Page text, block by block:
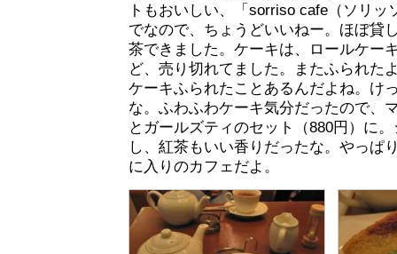
トもおいしい、「sorriso cafe（ソリッ
でなので、ちょうどいいねー。ほぼ貸
茶できました。ケーキは、ロールケー
ど、売り切れてました。またふられた
ケーキふられたことあるんだよね。け
な。ふわふわケーキ気分だったので、
とガールズティのセット（880円）に
し、紅茶もいい香りだったな。やっぱ
に入りのカフェだよ。